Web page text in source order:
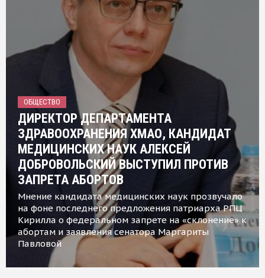
ОБЩЕСТВО
ДИРЕКТОР ДЕПАРТАМЕНТА
ЗДРАВООХРАНЕНИЯ ХМАО, КАНДИДАТ
МЕДИЦИНСКИХ НАУК АЛЕКСЕЙ
ДОБРОВОЛЬСКИЙ ВЫСТУПИЛ ПРОТИВ
ЗАПРЕТА АБОРТОВ
Мнение кандидата медицинских наук прозвучало
на фоне последнего предложения патриарха РПЦ
Кирилла о федеральном запрете на «склонение» к
абортам и заявления сенатора Маргариты
Павловой